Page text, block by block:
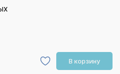
В корзину